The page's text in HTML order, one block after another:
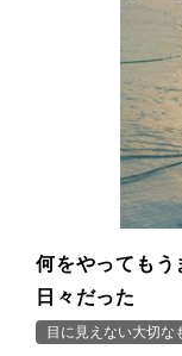
何をやってもう
日々だった
目に見えない大切な